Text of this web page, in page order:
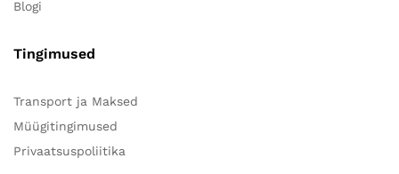
Blogi
Tingimused
Transport ja Maksed
Müügitingimused
Privaatsuspoliitika